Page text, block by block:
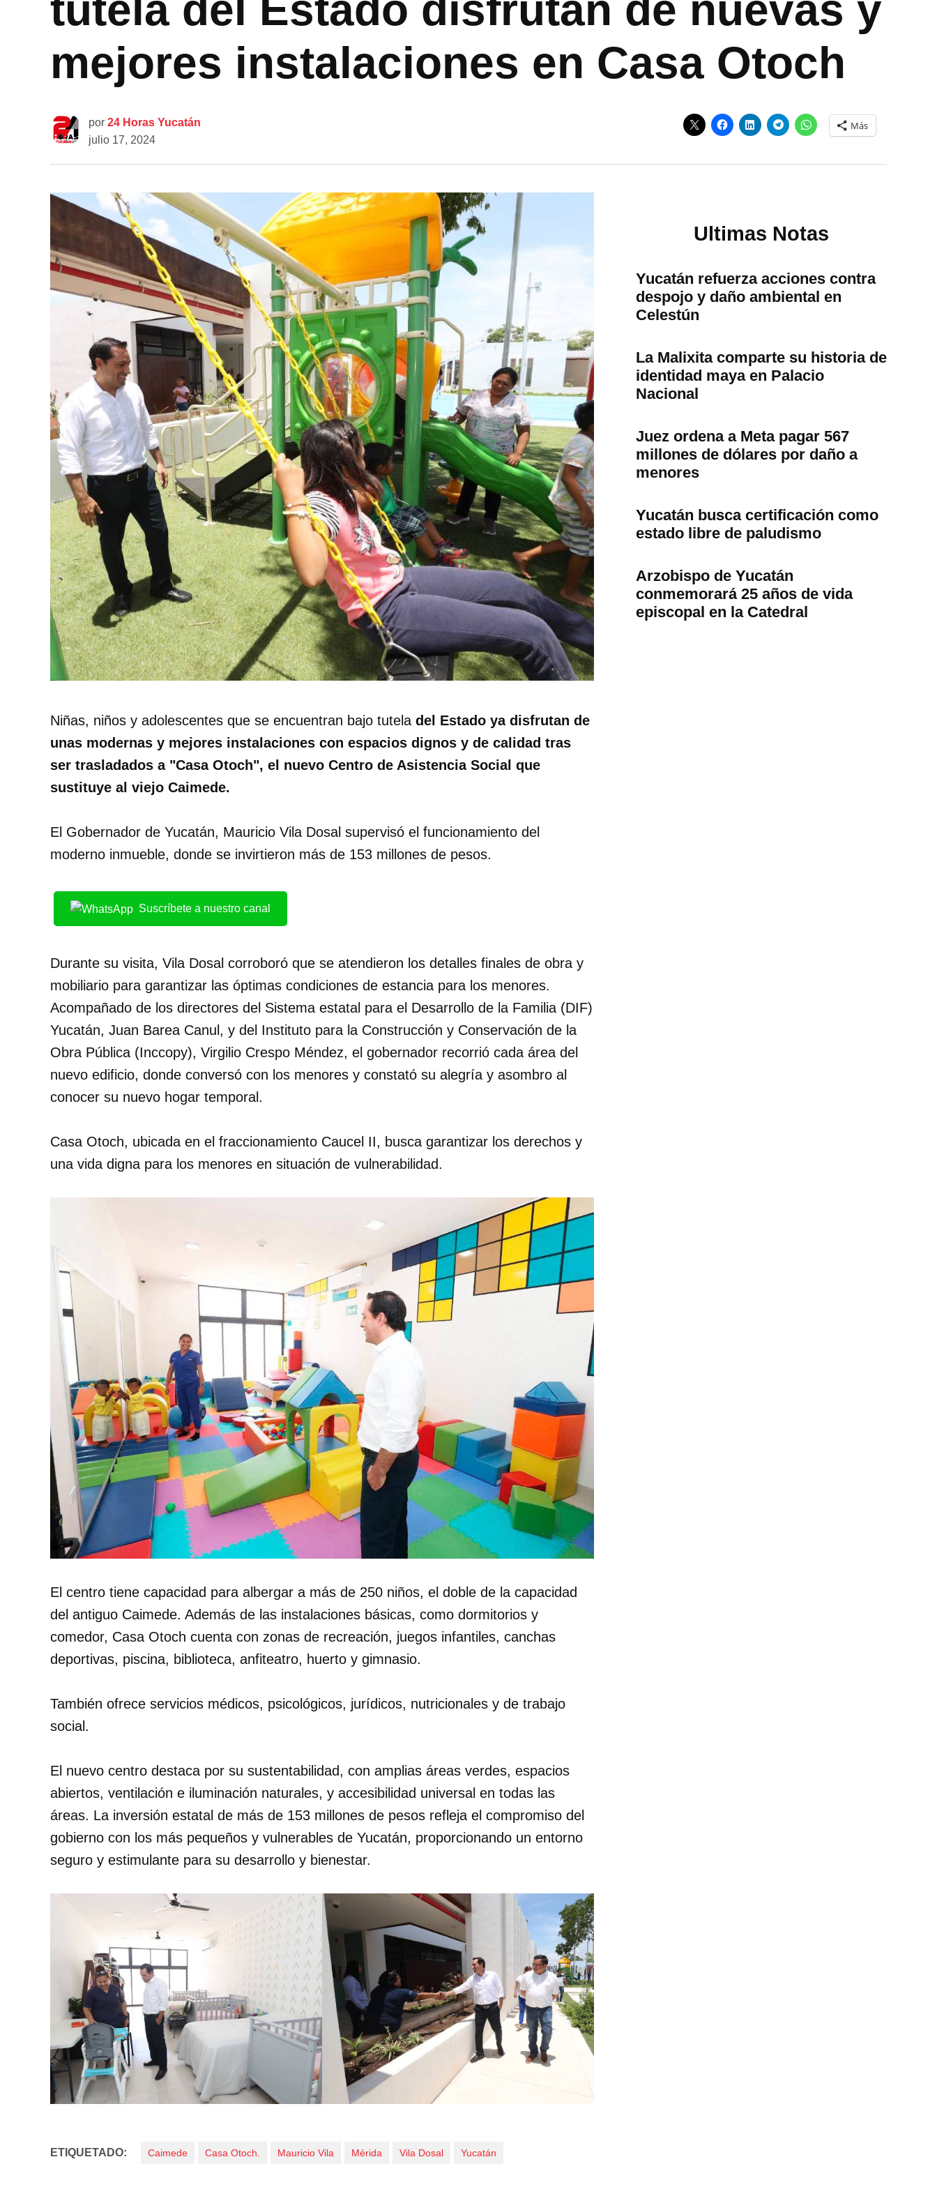
mejores instalaciones en Casa Otoch
por 24 Horas Yucatán
julio 17, 2024
Más
Niñas, niños y adolescentes que se encuentran bajo tutela del Estado ya disfrutan de
unas modernas y mejores instalaciones con espacios dignos y de calidad tras
ser trasladados a "Casa Otoch", el nuevo Centro de Asistencia Social que
sustituye al viejo Caimede.
El Gobernador de Yucatán, Mauricio Vila Dosal supervisó el funcionamiento del
moderno inmueble, donde se invirtieron más de 153 millones de pesos.
Suscríbete a nuestro canal
Durante su visita, Vila Dosal corroboró que se atendieron los detalles finales de obra y
mobiliario para garantizar las óptimas condiciones de estancia para los menores.
Acompañado de los directores del Sistema estatal para el Desarrollo de la Familia (DIF)
Yucatán, Juan Barea Canul, y del Instituto para la Construcción y Conservación de la
Obra Pública (Inccopy), Virgilio Crespo Méndez, el gobernador recorrió cada área del
nuevo edificio, donde conversó con los menores y constató su alegría y asombro al
conocer su nuevo hogar temporal.
Casa Otoch, ubicada en el fraccionamiento Caucel II, busca garantizar los derechos y
una vida digna para los menores en situación de vulnerabilidad.
El centro tiene capacidad para albergar a más de 250 niños, el doble de la capacidad
del antiguo Caimede. Además de las instalaciones básicas, como dormitorios y
comedor, Casa Otoch cuenta con zonas de recreación, juegos infantiles, canchas
deportivas, piscina, biblioteca, anfiteatro, huerto y gimnasio.
También ofrece servicios médicos, psicológicos, jurídicos, nutricionales y de trabajo
social.
El nuevo centro destaca por su sustentabilidad, con amplias áreas verdes, espacios
abiertos, ventilación e iluminación naturales, y accesibilidad universal en todas las
áreas. La inversión estatal de más de 153 millones de pesos refleja el compromiso del
gobierno con los más pequeños y vulnerables de Yucatán, proporcionando un entorno
seguro y estimulante para su desarrollo y bienestar.
ETIQUETADO: Caimede Casa Otoch. Mauricio Vila Mérida Vila Dosal Yucatán
Ultimas Notas
Yucatán refuerza acciones contra
despojo y daño ambiental en
Celestún
La Malixita comparte su historia de
identidad maya en Palacio
Nacional
Juez ordena a Meta pagar 567
millones de dólares por daño a
menores
Yucatán busca certificación como
estado libre de paludismo
Arzobispo de Yucatán
conmemorará 25 años de vida
episcopal en la Catedral